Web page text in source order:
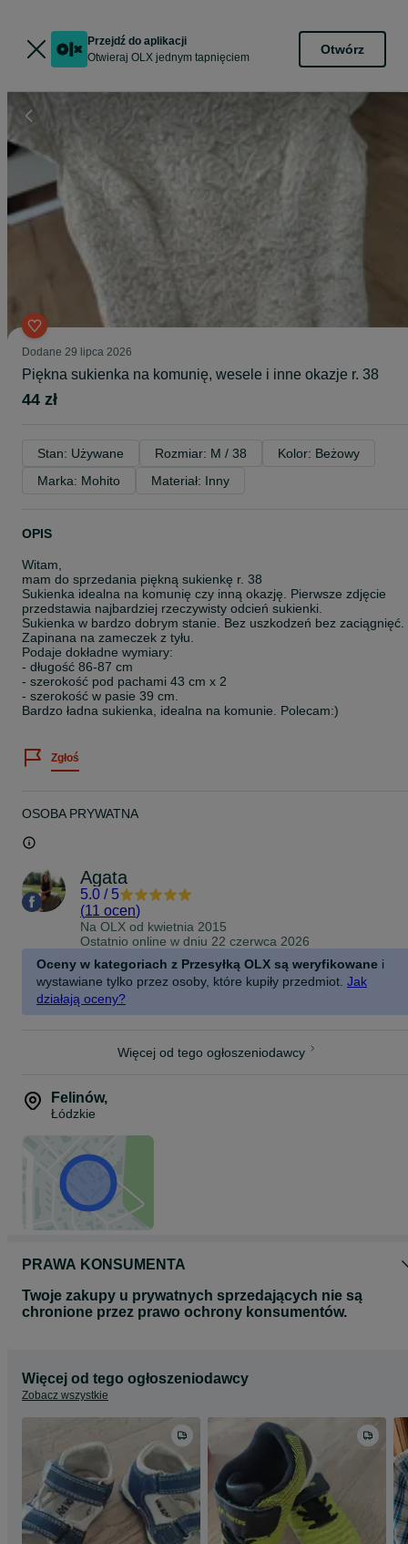
Przejdź do aplikacji
Otwieraj OLX jednym tapnięciem
Otwórz
Dodane 29 lipca 2026
Piękna sukienka na komunię, wesele i inne okazje r. 38
44 zł
Stan: Używane Rozmiar: M / 38
Kolor: Beżowy
Marka: Mohito
Materiał: Inny
OPIS
Witam,
mam do sprzedania piękną sukienkę r. 38
Sukienka idealna na komunię czy inną okazję. Pierwsze zdjęcie
przedstawia najbardziej rzeczywisty odcień sukienki.
Sukienka w bardzo dobrym stanie. Bez uszkodzeń bez zaciągnięć.
Zapinana na zameczek z tyłu.
Podaje dokładne wymiary:
- długość 86-87 cm
- szerokość pod pachami 43 cm x 2
- szerokość w pasie 39 cm.
Bardzo ładna sukienka, idealna na komunie. Polecam:)
Zgłoś
OSOBA PRYWATNA
Agata
5.0 / 5
(11 ocen)
Na OLX od kwietnia 2015
Ostatnio online w dniu 22 czerwca 2026
Oceny w kategoriach z Przesyłką OLX są weryfikowane i
wystawiane tylko przez osoby, które kupiły przedmiot. Jak
działają oceny?
Więcej od tego ogłoszeniodawcy
Felinów,
Łódzkie
PRAWA KONSUMENTA
Twoje zakupy u prywatnych sprzedających nie są
chronione przez prawo ochrony konsumentów.
Więcej od tego ogłoszeniodawcy
Zobacz wszystkie